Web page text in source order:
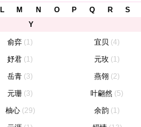
L M N O P Q R S
Y
俞弈 (1) 宜贝 (4)
妤君 (1) 元玫 (1)
岳青 (3) 燕翎 (2)
元珊 (3) 叶翩然 (5)
柚心 (29) 余韵 (1)